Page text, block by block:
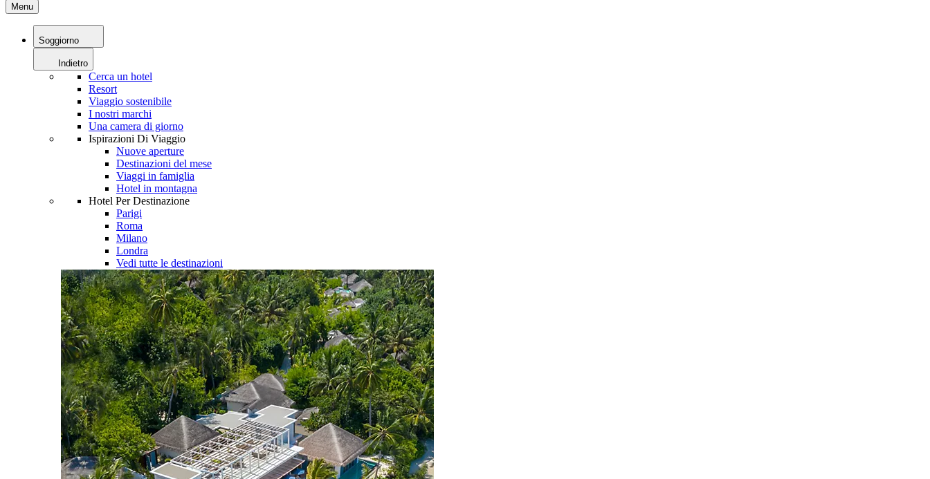
Menu
Soggiorno
Indietro
Cerca un hotel
Resort
Viaggio sostenibile
I nostri marchi
Una camera di giorno
Ispirazioni Di Viaggio
Nuove aperture
Destinazioni del mese
Viaggi in famiglia
Hotel in montagna
Hotel Per Destinazione
Parigi
Roma
Milano
Londra
Vedi tutte le destinazioni